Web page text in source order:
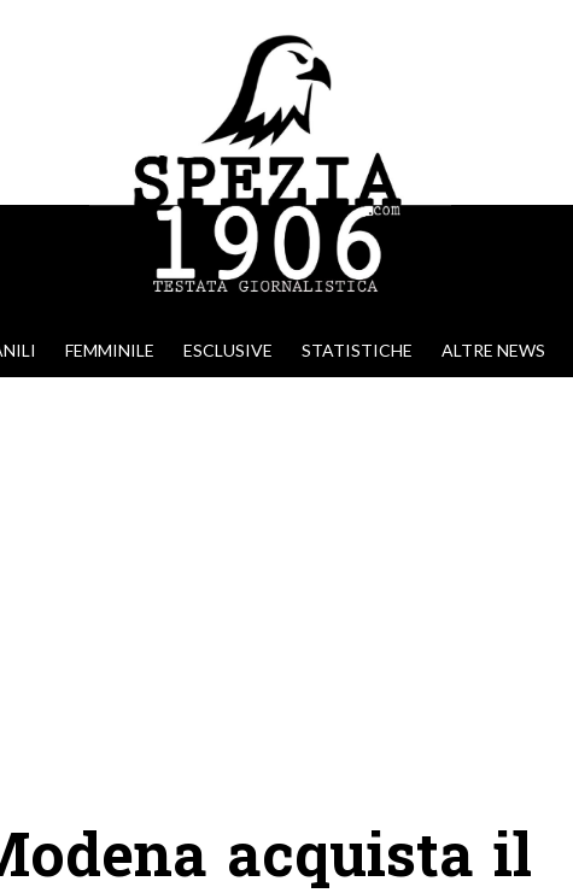
FEMMINILE ESCLUSIVE STATISTICHE ALTRE NEWS
acquista il